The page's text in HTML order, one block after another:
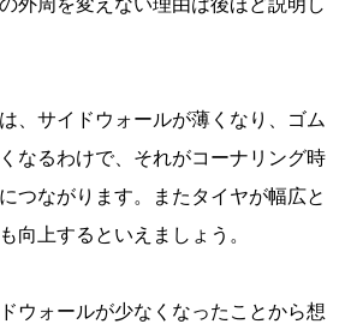
外周を変えない理由は後ほど説明し
、サイドウォールが薄くなり、ゴム
なるわけで、それがコーナリング時
つながります。またタイヤが幅広と
向上するといえましょう。
ウォールが少なくなったことから想